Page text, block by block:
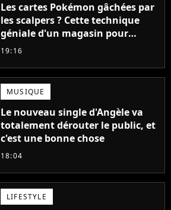
Les cartes Pokémon gâchées par
les scalpers ? Cette technique
géniale d'un magasin pour
ruiner les revendeurs
19:16
MUSIQUE
Le nouveau single d'Angèle va
totalement dérouter le public, et
c'est une bonne chose
18:04
LIFESTYLE